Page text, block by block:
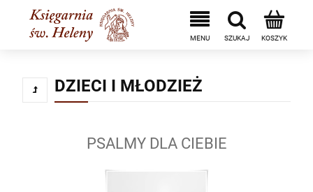
DZIECI I MŁODZIEŻ
PSALMY DLA CIEBIE